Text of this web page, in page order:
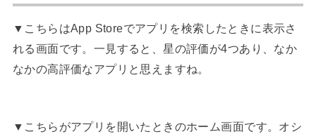
▼こちらはApp Storeでアプリを検索したときに表示さ
れる画面です。一見すると、星の評価が4つあり、なか
なかの高評価なアプリと思えますね。
▼こちらがアプリを開いたときのホーム画面です。オシ